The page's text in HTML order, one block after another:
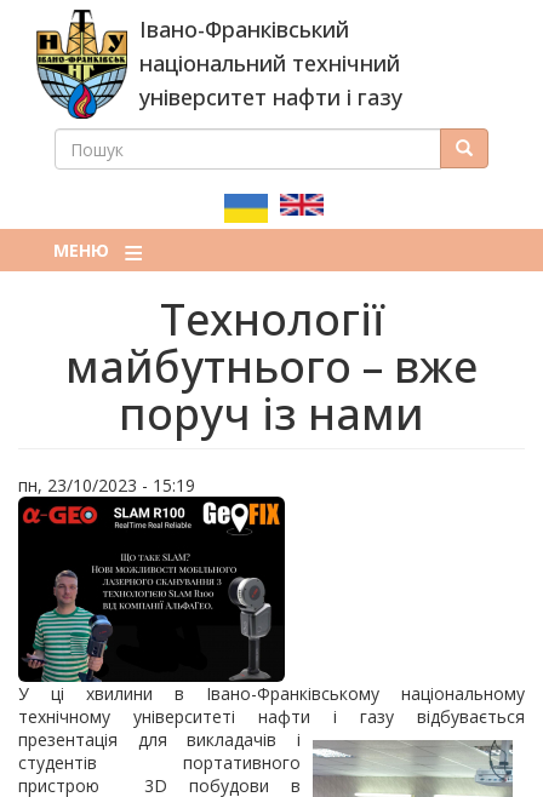
основного
вмісту
Івано-Франківський
національний технічний
університет нафти і газу
ПОШУКОВА
ПОШУК Пошук
МЕНЮ
Технології
майбутнього – вже
поруч із нами
пн, 23/10/2023 - 15:19
У ці хвилини в Івано-Франківському національному
технічному університеті нафти і газу відбувається
презентація для викладачів і
студентів портативного
пристрою 3D побудови в